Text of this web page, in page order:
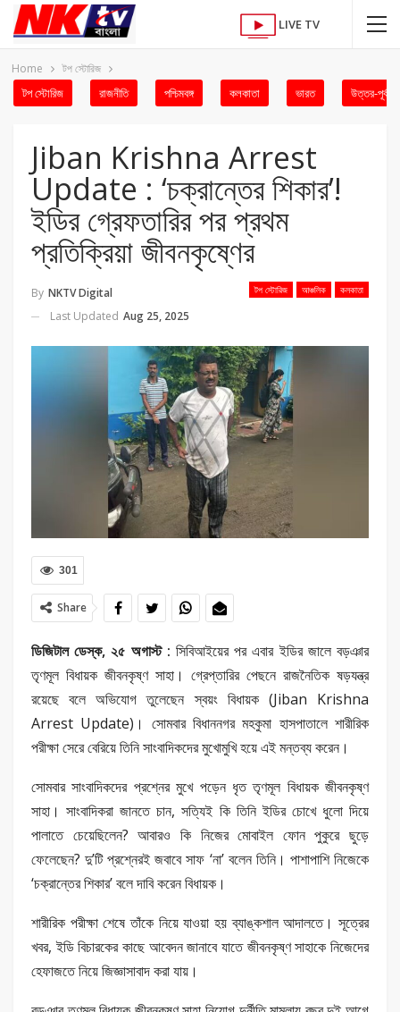
LIVE TV
Home টপ স্টোরিজ
টপ স্টোরিজ রাজনীতি পশ্চিমবঙ্গ কলকাতা ভারত উত্তর-পূর্ব
Jiban Krishna Arrest
Update : ‘চক্রান্তের শিকার’!
ইডির গ্রেফতারির পর প্রথম
প্রতিক্রিয়া জীবনকৃষ্ণের
টপ স্টোরিজ আঞ্চলিক কলকাতা
By NKTV Digital
Last Updated Aug 25, 2025
301
Share
ডিজিটাল ডেস্ক, ২৫ অগাস্ট : সিবিআইয়ের পর এবার ইডির জালে বড়ঞার
তৃণমূল বিধায়ক জীবনকৃষ্ণ সাহা। গ্রেপ্তারির পেছনে রাজনৈতিক ষড়যন্ত্র
রয়েছে বলে অভিযোগ তুলেছেন স্বয়ং বিধায়ক (Jiban Krishna
Arrest Update)। সোমবার বিধাননগর মহকুমা হাসপাতালে শারীরিক
পরীক্ষা সেরে বেরিয়ে তিনি সাংবাদিকদের মুখোমুখি হয়ে এই মন্তব্য করেন।
সোমবার সাংবাদিকদের প্রশ্নের মুখে পড়েন ধৃত তৃণমূল বিধায়ক জীবনকৃষ্ণ
সাহা। সাংবাদিকরা জানতে চান, সত্যিই কি তিনি ইডির চোখে ধুলো দিয়ে
পালাতে চেয়েছিলেন? আবারও কি নিজের মোবাইল ফোন পুকুরে ছুড়ে
ফেলেছেন? দু’টি প্রশ্নেরই জবাবে সাফ ‘না’ বলেন তিনি। পাশাপাশি নিজেকে
‘চক্রান্তের শিকার’ বলে দাবি করেন বিধায়ক।
শারীরিক পরীক্ষা শেষে তাঁকে নিয়ে যাওয়া হয় ব্যাঙ্কশাল আদালতে। সূত্রের
খবর, ইডি বিচারকের কাছে আবেদন জানাবে যাতে জীবনকৃষ্ণ সাহাকে নিজেদের
হেফাজতে নিয়ে জিজ্ঞাসাবাদ করা যায়।